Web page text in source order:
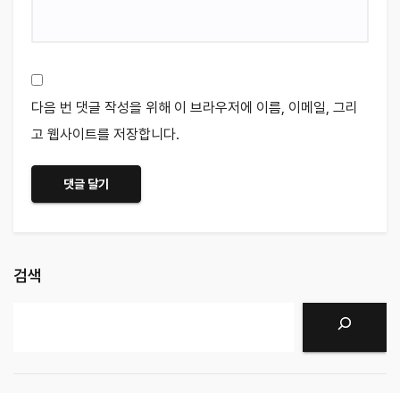
다음 번 댓글 작성을 위해 이 브라우저에 이름, 이메일, 그리
고 웹사이트를 저장합니다.
검색